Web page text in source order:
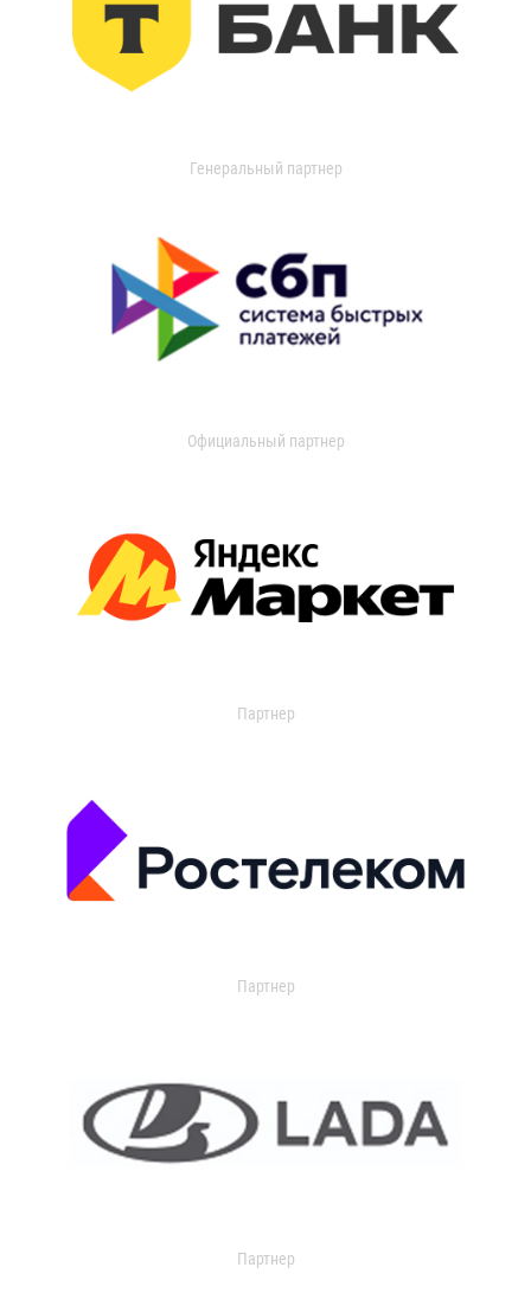
Генеральный партнер
Официальный партнер
Партнер
Партнер
Партнер